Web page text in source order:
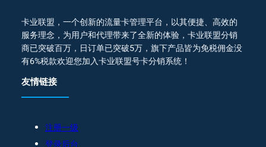
卡业联盟，一个创新的流量卡管理平台，以其便捷、高效的
服务理念，为用户和代理带来了全新的体验，卡业联盟分销
商已突破百万，日订单已突破5万，旗下产品皆为免税佣金没
有6%税款欢迎您加入卡业联盟号卡分销系统！
友情链接
注册一级